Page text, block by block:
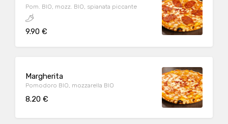
Pom. BIO, mozz. BIO, spianata piccante
9.90 €
Margherita
Pomodoro BIO, mozzarella BIO
8.20 €